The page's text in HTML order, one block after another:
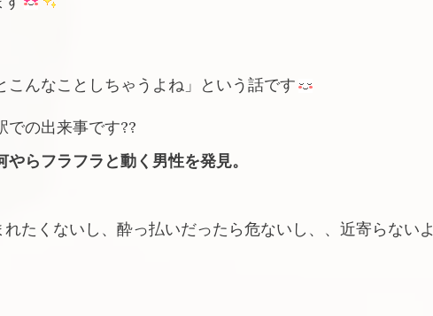
んなことしちゃうよね」という話です
での出来事です??
らフラフラと動く男性を発見。
たくないし、酔っ払いだったら危ないし、、近寄らないよ